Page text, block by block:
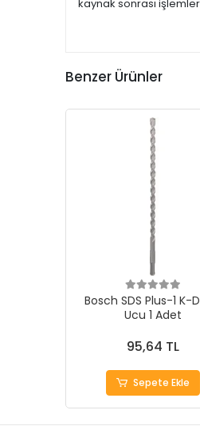
kaynak sonrası
Benzer Ürünler
Bosch SDS Plus-1 K-
Ucu 1 Adet
95,64 TL
Sepete Ekle